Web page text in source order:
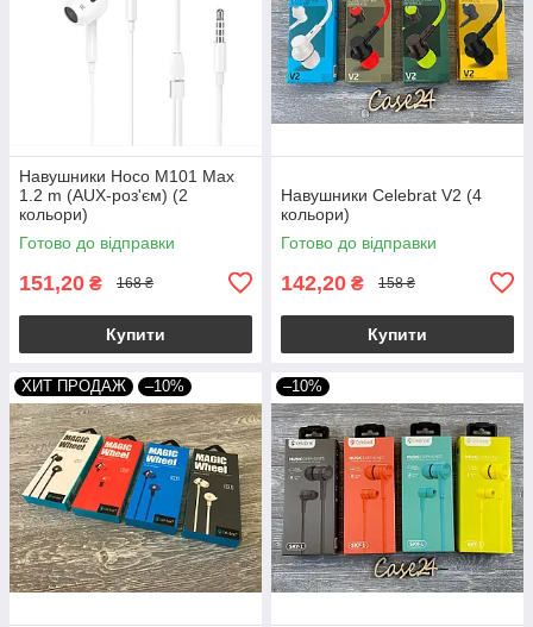
Навушники Hoco M101 Max
1.2 m (AUX-роз'єм) (2
кольори)
Готово до відправки
151,20 ₴ 168 ₴
Купити
Навушники Celebrat V2 (4
кольори)
Готово до відправки
142,20 ₴ 158 ₴
Купити
ХИТ ПРОДАЖ –10% –10%